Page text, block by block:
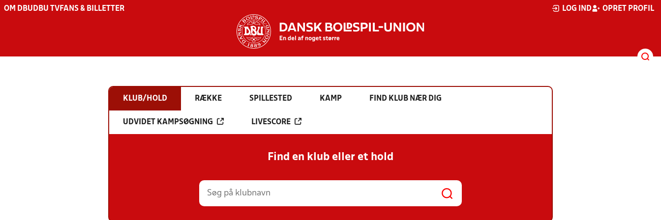
OM DBU DBU TV FANS & BILLETTER LOG IND OPRET PROFIL
KLUB/HOLD RÆKKE SPILLESTED KAMP FIND KLUB NÆR DIG
UDVIDET KAMPSØGNING LIVESCORE
Find en klub eller et hold